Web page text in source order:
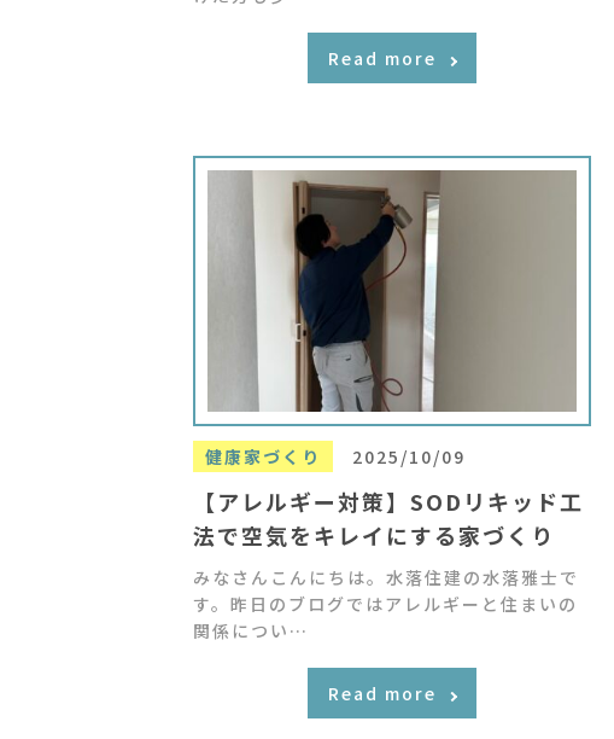
Read more
健康家づくり 2025/10/09
【アレルギー対策】SODリキッド工
法で空気をキレイにする家づくり
みなさんこんにちは。水落住建の水落雅士で
す。昨日のブログではアレルギーと住まいの
関係につい…
Read more